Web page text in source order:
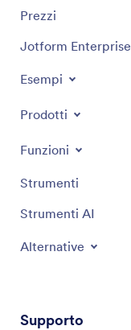
Prezzi
Jotform Enterprise
Esempi
Prodotti
Funzioni
Strumenti
Strumenti AI
Alternative
Supporto